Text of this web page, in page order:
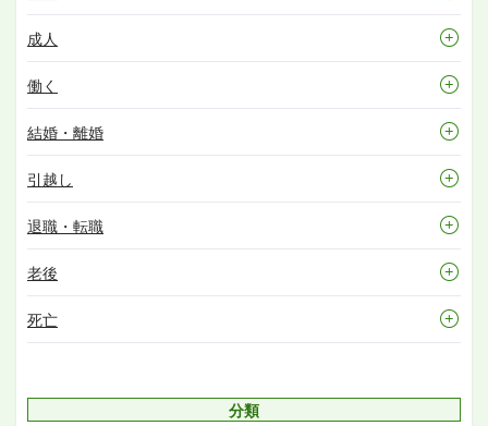
成人
働く
結婚・離婚
引越し
退職・転職
老後
死亡
分類